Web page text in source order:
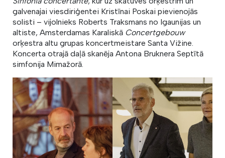
galvenajai viesdiriģentei Kristīnai Poskai pievienojās
solisti – vijolnieks Roberts Traksmans no Igaunijas un
altiste, Amsterdamas Karaliskā Concertgebouw
orķestra altu grupas koncertmeistare Santa Vižine.
Koncerta otrajā daļā skanēja Antona Bruknera Septītā
simfonija Mimažorā.